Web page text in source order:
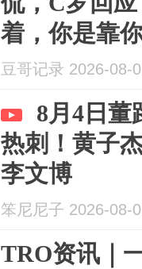
着，你是靠
豆哥记录 2026-08-
8月4日董
热刺！黄子
李文博
笨尼尼子 2026-08-
TRO资讯｜